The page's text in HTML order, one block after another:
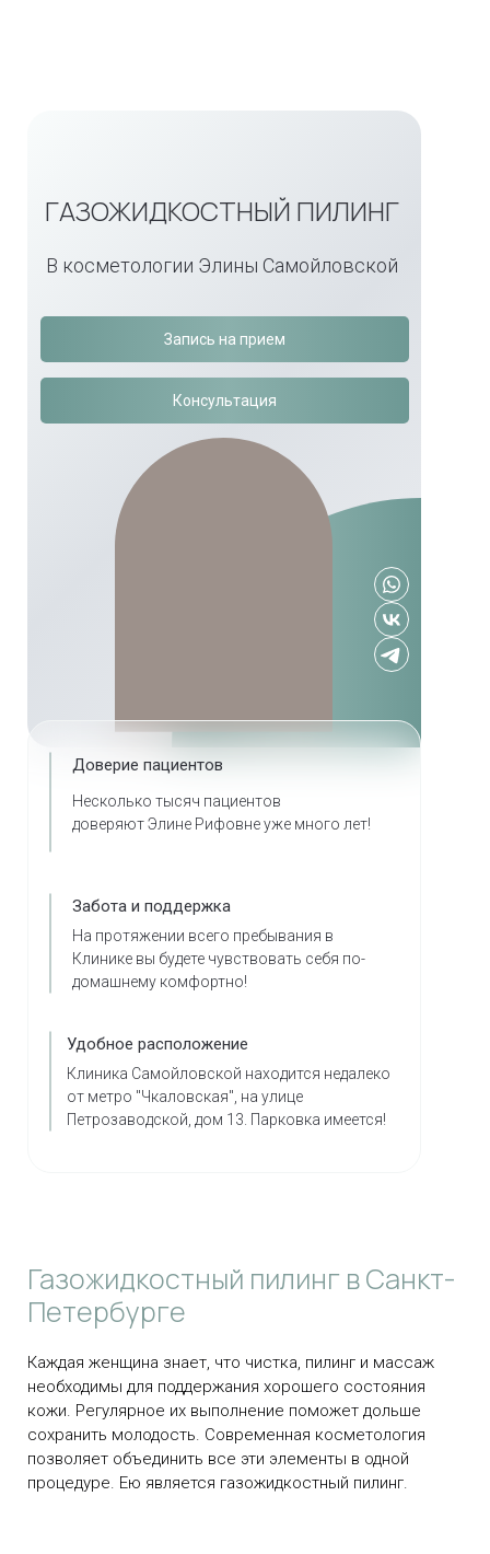
Консультация
Запись на прием
В косметологии Элины Самойловской
ГАЗОЖИДКОСТНЫЙ ПИЛИНГ
Клиника Самойловской находится недалеко
от метро "Чкаловская", на улице
Петрозаводской, дом 13. Парковка имеется!
Удобное расположение
На протяжении всего пребывания в
Клинике вы будете чувствовать себя по-
домашнему комфортно!
Забота и поддержка
Несколько тысяч пациентов
доверяют Элине Рифовне уже много лет!
Доверие пациентов
Газожидкостный пилинг в Санкт-
Петербурге
Каждая женщина знает, что чистка, пилинг и массаж
необходимы для поддержания хорошего состояния
кожи. Регулярное их выполнение поможет дольше
сохранить молодость. Современная косметология
позволяет объединить все эти элементы в одной
процедуре. Ею является газожидкостный пилинг.